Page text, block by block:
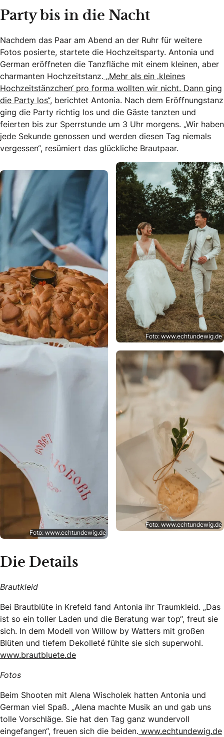
Party bis in die Nacht
Nachdem das Paar am Abend an der Ruhr für weitere
Fotos posierte, startete die Hochzeitsparty. Antonia und
German eröffneten die Tanzfläche mit einem kleinen, aber
charmanten Hochzeitstanz. „Mehr als ein ‚kleines
Hochzeitstänzchen‘ pro forma wollten wir nicht. Dann ging
die Party los“, berichtet Antonia. Nach dem Eröffnungstanz
ging die Party richtig los und die Gäste tanzten und
feierten bis zur Sperrstunde um 3 Uhr morgens. „Wir haben
jede Sekunde genossen und werden diesen Tag niemals
vergessen“, resümiert das glückliche Brautpaar.
Foto: www.echtundewig.de
Foto: www.echtundewig.de
Foto: www.echtundewig.de
Die Details
Brautkleid
Bei Brautblüte in Krefeld fand Antonia ihr Traumkleid. „Das
ist so ein toller Laden und die Beratung war top“, freut sie
sich. In dem Modell von Willow by Watters mit großen
Blüten und tiefem Dekolleté fühlte sie sich superwohl.
www.brautbluete.de
Fotos
Beim Shooten mit Alena Wischolek hatten Antonia und
German viel Spaß. „Alena machte Musik an und gab uns
tolle Vorschläge. Sie hat den Tag ganz wundervoll
eingefangen“, freuen sich die beiden. www.echtundewig.de